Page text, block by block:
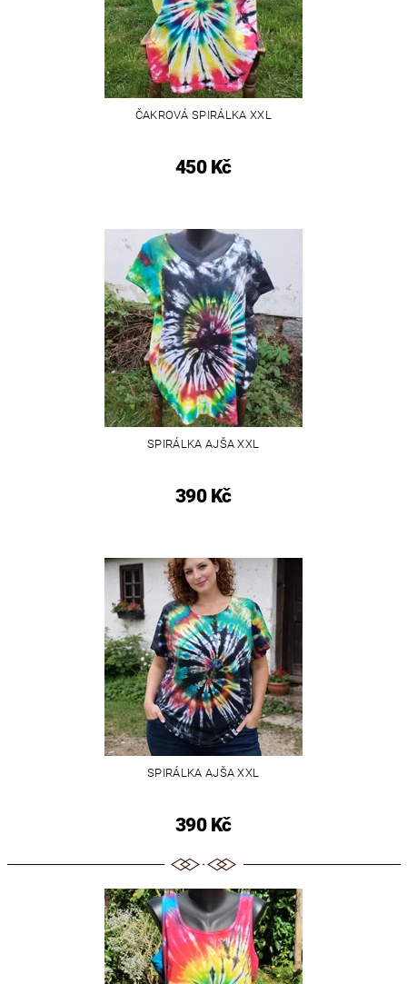
ČAKROVÁ SPIRÁLKA XXL
450 Kč
SPIRÁLKA AJŠA XXL
390 Kč
SPIRÁLKA AJŠA XXL
390 Kč